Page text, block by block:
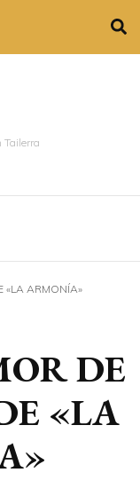
«LA ARMONÍA»
DE
«LA